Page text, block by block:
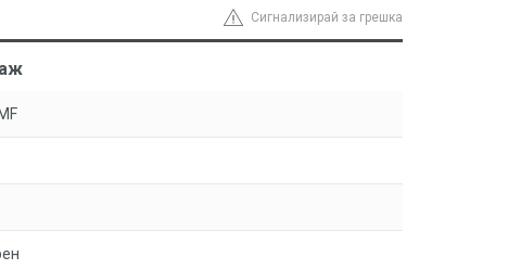
Сигнализирай за грешка